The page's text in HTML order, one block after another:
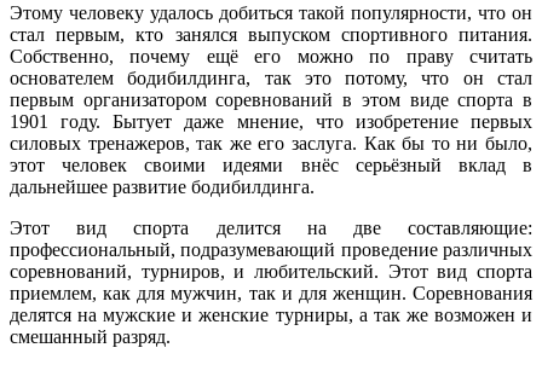
Этому человеку удалось добиться такой популярности, что он
стал первым, кто занялся выпуском спортивного питания.
Собственно, почему ещё его можно по праву считать
основателем бодибилдинга, так это потому, что он стал
первым организатором соревнований в этом виде спорта в
1901 году. Бытует даже мнение, что изобретение первых
силовых тренажеров, так же его заслуга. Как бы то ни было,
этот человек своими идеями внёс серьёзный вклад в
дальнейшее развитие бодибилдинга.
Этот вид спорта делится на две составляющие:
профессиональный, подразумевающий проведение различных
соревнований, турниров, и любительский. Этот вид спорта
приемлем, как для мужчин, так и для женщин. Соревнования
делятся на мужские и женские турниры, а так же возможен и
смешанный разряд.